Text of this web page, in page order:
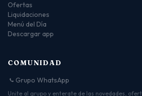
Ofertas
Liquidaciones
Menú del Día
Descargar app
COMUNIDAD
Grupo WhatsApp
Unite al grupo y enterate de las novedades,